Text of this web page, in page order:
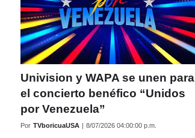
Univision y WAPA se unen para
el concierto benéfico “Unidos
por Venezuela”
Por TVboricuaUSA | 8/07/2026 04:00:00 p.m.